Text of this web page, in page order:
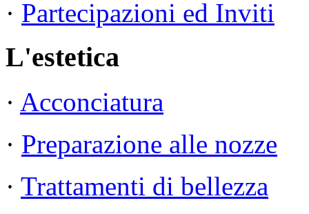
· Partecipazioni ed Inviti
L'estetica
· Acconciatura
· Preparazione alle nozze
· Trattamenti di bellezza